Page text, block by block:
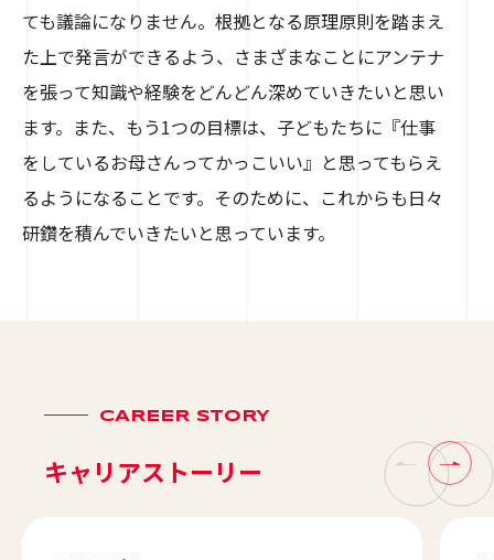
ても議論になりません。根拠となる原理原則を踏まえ
た上で発言ができるよう、さまざまなことにアンテナ
を張って知識や経験をどんどん深めていきたいと思い
ます。また、もう1つの目標は、子どもたちに『仕事
をしているお母さんってかっこいい』と思ってもらえ
るようになることです。そのために、これからも日々
研鑽を積んでいきたいと思っています。
CAREER STORY
キャリアストーリー